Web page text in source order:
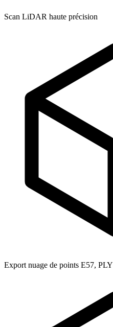
Scan LiDAR haute précision
Export nuage de points E57, PLY